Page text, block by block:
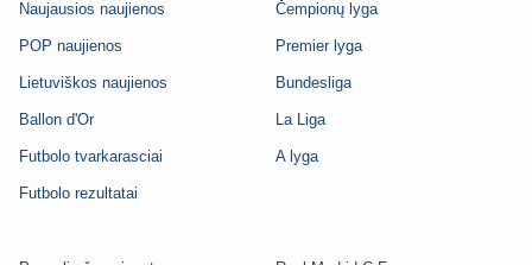
Naujausios naujienos
POP naujienos
Lietuviškos naujienos
Ballon d'Or
Futbolo tvarkarasciai
Futbolo rezultatai
Čempionų lyga
Premier lyga
Bundesliga
La Liga
A lyga